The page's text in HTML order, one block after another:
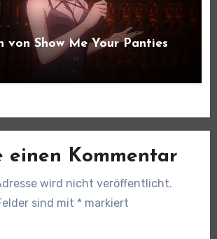
von Show Me Your Panties
einen Kommentar
wird nicht veröffentlicht.
sind mit * markiert